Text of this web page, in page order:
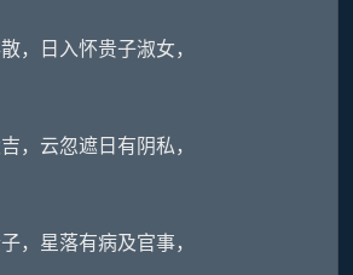
日入怀贵子淑女，
云忽遮日有阴私，
星落有病及官事，